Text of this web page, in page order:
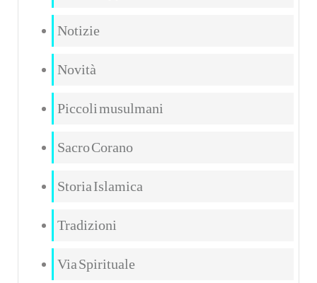
Notizie
Novità
Piccoli musulmani
Sacro Corano
Storia Islamica
Tradizioni
Via Spirituale